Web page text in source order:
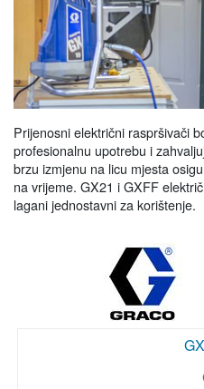
Prijenosni električni raspršivači
profesionalnu upotrebu i
brzu izmjenu na licu mjesta
na vrijeme. GX21 i GXFF
lagani jednostavni za korištenje.